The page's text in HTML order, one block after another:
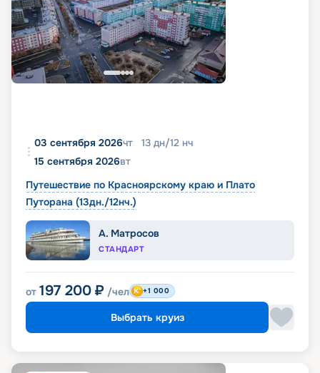
03 сентября 2026чт 13 дн/12 нч
15 сентября 2026вт
Путешествие по Красноярскому краю и Плато
Путорана (13дн./12нч.)
А. Матросов
СТАНДАРТ
от 197 200 ₽ /чел +1 000
Выбрать круиз